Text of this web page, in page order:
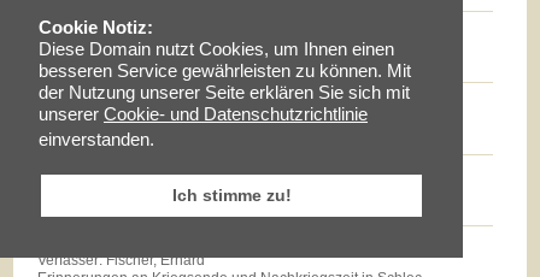
Cookie Notiz:
Diese Domain nutzt Cookies, um Ihnen einen
besseren Service gewährleisten zu können. Mit
der Nutzung unserer Seite erklären Sie sich mit
unserer Cookie- und Datenschutzrichtlinie
einverstanden.
Ich stimme zu!
Band:12
Verfasser: Zollmann, Günther
Massenarmut und landwirtschaftliche Reformen auf dem Sc...
Band:12 Jahr:1996 Art-Nr.:15
Verfasser: Milz, Thomas
Götz E.Hübner - ein experimenteller Geschichtspraktiker...
Verfasser: Braun, Lise
Verfasser: Fischer, Erhard